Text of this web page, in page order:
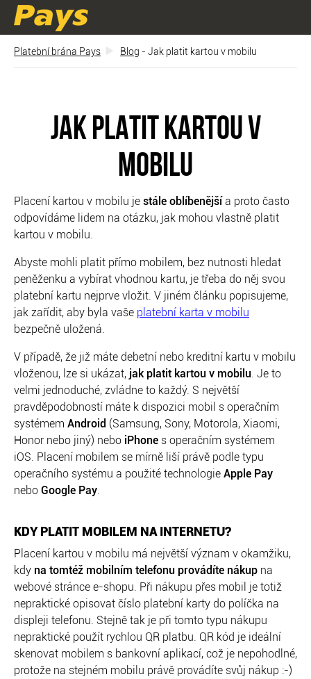
Platební brána Pays Blog - Jak platit kartou v mobilu
JAK PLATIT KARTOU V
MOBILU
Placení kartou v mobilu jestále oblíbenějšía proto často
odpovídáme lidem na otázku, jak mohou vlastně platit
kartou v mobilu.
Abyste mohli platit přímo mobilem, bez nutnosti hledat
peněženku a vybírat vhodnou kartu, je třeba do něj svou
platební kartu nejprve vložit. V jiném článku popisujeme,
jak zařídit, aby byla vaše platební karta v mobilu
bezpečně uložená.
V případě, že již máte debetní nebo kreditní kartu v mobilu
vloženou, lze si ukázat, jak platit kartou v mobilu. Je to
velmi jednoduché, zvládne to každý. S největší
pravděpodobností máte k dispozici mobil s operačním
systémem Android (Samsung, Sony, Motorola, Xiaomi,
Honor nebo jiný) nebo iPhone s operačním systémem
iOS. Placení mobilem se mírně liší právě podle typu
operačního systému a použité technologieApple Pay
neboGoogle Pay.
KDY PLATIT MOBILEM NA INTERNETU?
Placení kartou v mobilu má největší význam v okamžiku,
kdy na tomtéž mobilním telefonu provádíte nákup na
webové stránce e-shopu. Při nákupu přes mobil je totiž
nepraktické opisovat číslo platební karty do políčka na
displeji telefonu. Stejně tak je při tomto typu nákupu
nepraktické použít rychlou QR platbu. QR kód je ideální
skenovat mobilem s bankovní aplikací, což je nepohodlné,
protože na stejném mobilu právě provádíte svůj nákup :-)